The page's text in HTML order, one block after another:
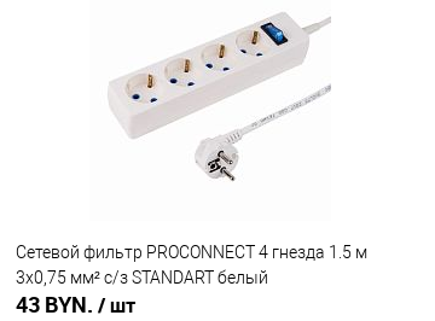
Сравнение
В наличии
Сетевой фильтр PROCONNECT 4 гнезда 1.5 м
3х0,75 мм² с/з STANDART белый
43 BYN. / шт